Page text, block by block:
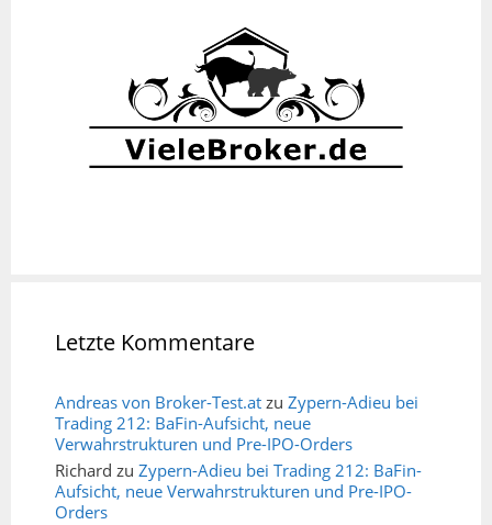
Letzte Kommentare
Andreas von Broker-Test.at zu Zypern-Adieu bei
Trading 212: BaFin-Aufsicht, neue
Verwahrstrukturen und Pre-IPO-Orders
Richard zu Zypern-Adieu bei Trading 212: BaFin-
Aufsicht, neue Verwahrstrukturen und Pre-IPO-
Orders